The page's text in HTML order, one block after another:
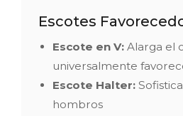
Escotes
Escote en V: Alarga el
universalmente
Escote Halter:
hombros